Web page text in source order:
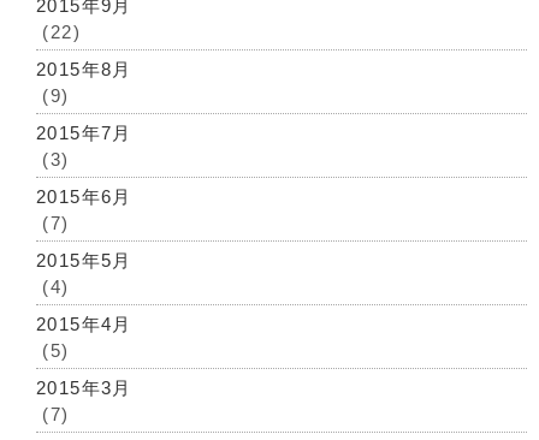
2015年9月
(22)
2015年8月
(9)
2015年7月
(3)
2015年6月
(7)
2015年5月
(4)
2015年4月
(5)
2015年3月
(7)